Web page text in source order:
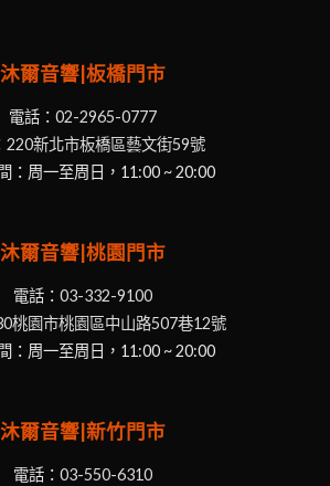
沐爾音響|板橋門市
電話： 02-2965-0777
220新北市板橋區藝文街59號
：周一至周日，11:00 ~ 20:00
沐爾音響|桃園門市
電話： 03-332-9100
桃園市桃園區中山路507巷12號
：周一至周日，11:00 ~ 20:00
沐爾音響|新竹門市
電話： 03-550-6310